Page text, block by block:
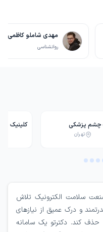
مهدی شاملو کاظمی
روانشناسی
چشم پزشکی
نور تهران
تهران
کلینیک
سلامت الکترونیک تلاش
و درک عمیق از نیازهای
کند. دکترتو یک سامانه